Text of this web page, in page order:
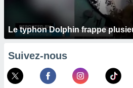
Le typhon Dolphin frappe
Suivez-nous